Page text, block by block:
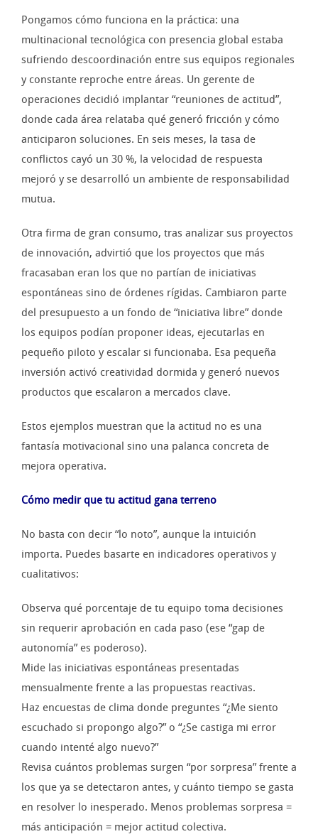
Pongamos cómo funciona en la práctica: una
multinacional tecnológica con presencia global estaba
sufriendo descoordinación entre sus equipos regionales
y constante reproche entre áreas. Un gerente de
operaciones decidió implantar “reuniones de actitud”,
donde cada área relataba qué generó fricción y cómo
anticiparon soluciones. En seis meses, la tasa de
conflictos cayó un 30 %, la velocidad de respuesta
mejoró y se desarrolló un ambiente de responsabilidad
mutua.
Otra firma de gran consumo, tras analizar sus proyectos
de innovación, advirtió que los proyectos que más
fracasaban eran los que no partían de iniciativas
espontáneas sino de órdenes rígidas. Cambiaron parte
del presupuesto a un fondo de “iniciativa libre” donde
los equipos podían proponer ideas, ejecutarlas en
pequeño piloto y escalar si funcionaba. Esa pequeña
inversión activó creatividad dormida y generó nuevos
productos que escalaron a mercados clave.
Estos ejemplos muestran que la actitud no es una
fantasía motivacional sino una palanca concreta de
mejora operativa.
Cómo medir que tu actitud gana terreno
No basta con decir “lo noto”, aunque la intuición
importa. Puedes basarte en indicadores operativos y
cualitativos:
Observa qué porcentaje de tu equipo toma decisiones
sin requerir aprobación en cada paso (ese “gap de
autonomía” es poderoso).
Mide las iniciativas espontáneas presentadas
mensualmente frente a las propuestas reactivas.
Haz encuestas de clima donde preguntes “¿Me siento
escuchado si propongo algo?” o “¿Se castiga mi error
cuando intenté algo nuevo?”
Revisa cuántos problemas surgen “por sorpresa” frente a
los que ya se detectaron antes, y cuánto tiempo se gasta
en resolver lo inesperado. Menos problemas sorpresa =
más anticipación = mejor actitud colectiva.